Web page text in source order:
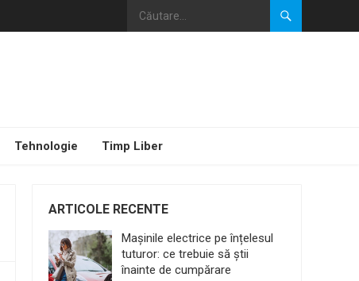
Tehnologie Timp Liber
ARTICOLE RECENTE
Mașinile electrice pe înțelesul
tuturor: ce trebuie să știi
înainte de cumpărare